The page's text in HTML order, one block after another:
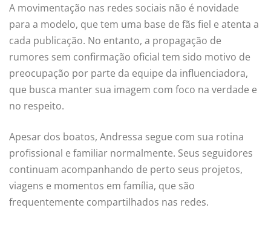
A movimentação nas redes sociais não é novidade
para a modelo, que tem uma base de fãs fiel e atenta a
cada publicação. No entanto, a propagação de
rumores sem confirmação oficial tem sido motivo de
preocupação por parte da equipe da influenciadora,
que busca manter sua imagem com foco na verdade e
no respeito.
Apesar dos boatos, Andressa segue com sua rotina
profissional e familiar normalmente. Seus seguidores
continuam acompanhando de perto seus projetos,
viagens e momentos em família, que são
frequentemente compartilhados nas redes.